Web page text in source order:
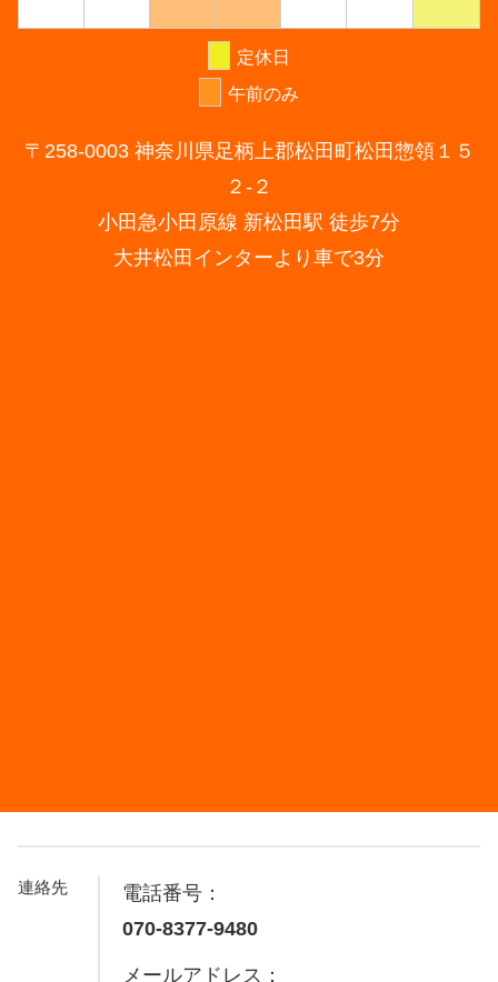
定休日
午前のみ
〒258-0003 神奈川県足柄上郡松田町松田惣領１５
２-２
小田急小田原線 新松田駅 徒歩7分
大井松田インターより車で3分
連絡先
電話番号：
070-8377-9480
メールアドレス：